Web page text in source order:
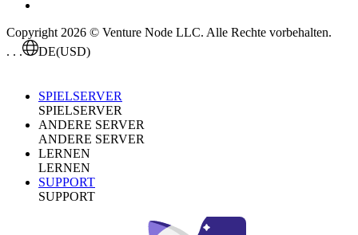
Copyright 2026 © Venture Node LLC. Alle Rechte vorbehalten.
. . .
DE(USD)
SPIELSERVER
SPIELSERVER
ANDERE SERVER
ANDERE SERVER
LERNEN
LERNEN
SUPPORT
SUPPORT